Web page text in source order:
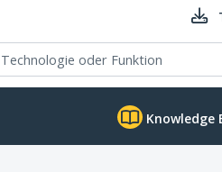
Knowledge